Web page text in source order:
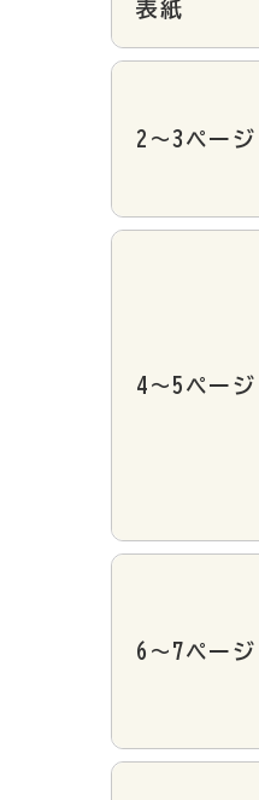
表紙
2～3ページ
4～5ページ
6～7ページ